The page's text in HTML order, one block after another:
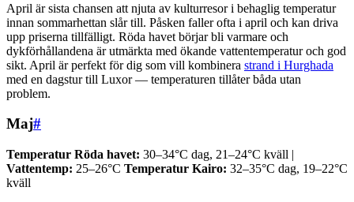
April är sista chansen att njuta av kulturresor i behaglig temperatur
innan sommarhettan slår till. Påsken faller ofta i april och kan driva
upp priserna tillfälligt. Röda havet börjar bli varmare och
dykförhållandena är utmärkta med ökande vattentemperatur och god
sikt. April är perfekt för dig som vill kombinera strand i Hurghada
med en dagstur till Luxor — temperaturen tillåter båda utan
problem.
Maj#
Temperatur Röda havet: 30–34°C dag, 21–24°C kväll |
Vattentemp: 25–26°C Temperatur Kairo: 32–35°C dag, 19–22°C
kväll